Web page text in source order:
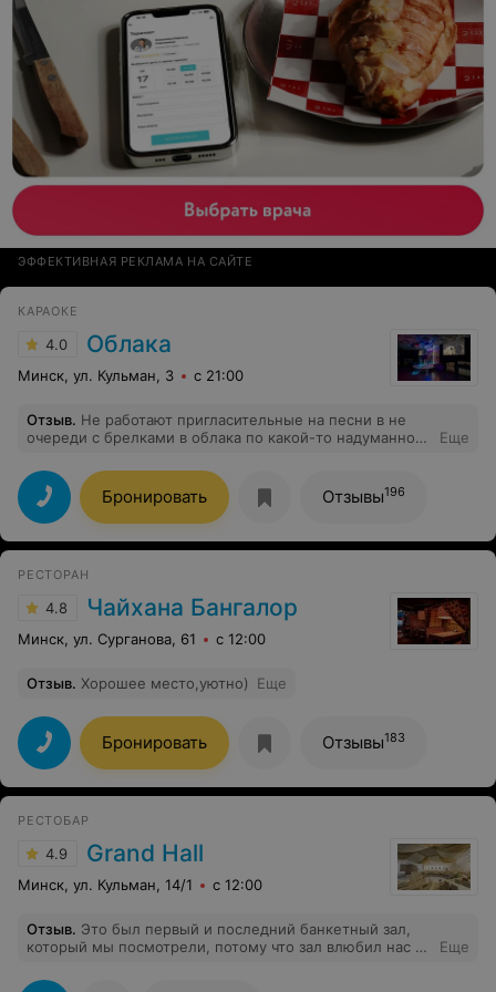
неуважительно относящиеся к своим гостям приносят
заведению убытки и плохую репутацию.
ЭФФЕКТИВНАЯ РЕКЛАМА НА САЙТЕ
КАРАОКЕ
4.0 Облака
Минск, ул. Кульман, 3 с 21:00
Отзыв. Не работают пригласительные на песни в не
очереди с брелками в облака по какой-то надуманной
Еще
Бронировать Отзывы196
РЕСТОРАН
4.8 Чайхана Бангалор
Минск, ул. Сурганова, 61 с 12:00
Отзыв. Хорошее место,уютно) Еще
Бронировать Отзывы183
РЕСТОБАР
4.9 Grand Hall
Минск, ул. Кульман, 14/1 с 12:00
Отзыв. Это был первый и последний банкетный зал,
который мы посмотрели, потому что зал влюбил нас в
все подсказали, все показали,сопровождали на
Еще